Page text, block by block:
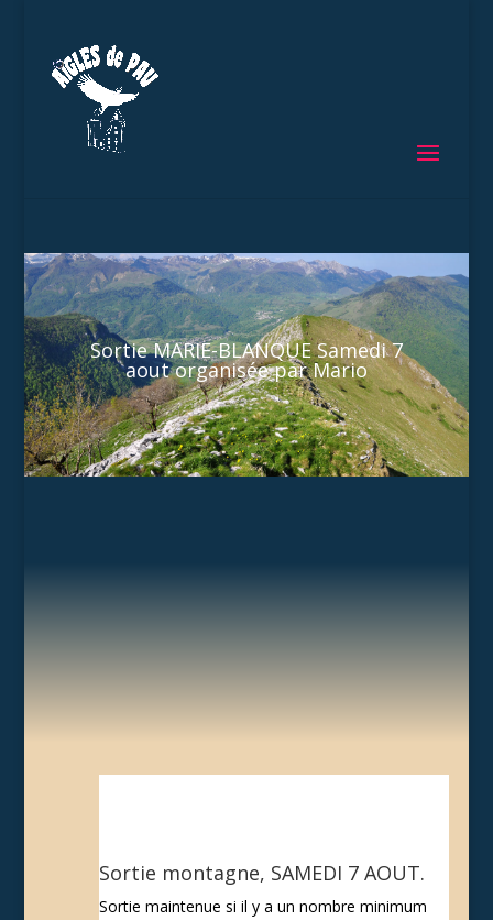
Sortie MARIE-BLANQUE Samedi 7
aout organisée par Mario
Sortie montagne, SAMEDI 7 AOUT.
Sortie maintenue si il y a un nombre minimum